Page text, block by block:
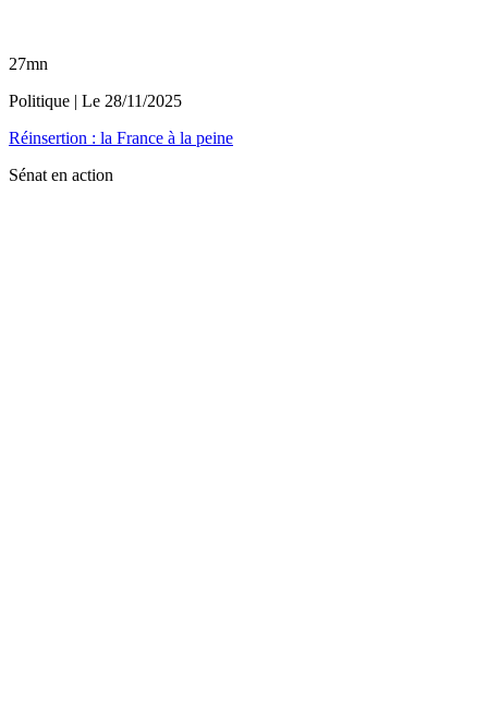
27mn
Politique | Le 28/11/2025
Réinsertion : la France à la peine
Sénat en action